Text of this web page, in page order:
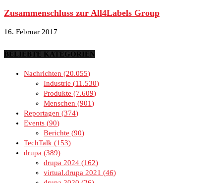
Zusammenschluss zur All4Labels Group
16. Februar 2017
BELIEBTE KATEGORIEN
Nachrichten
20.055
Industrie
11.530
Produkte
7.609
Menschen
901
Reportagen
374
Events 90
Berichte
90
TechTalk
153
drupa 389
drupa 2024
162
virtual.drupa 2021
46